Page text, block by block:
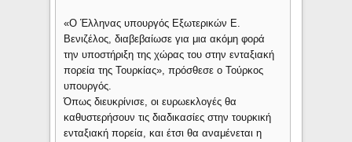
«Ο Έλληνας υπουργός Εξωτερικών Ε.
Βενιζέλος, διαβεβαίωσε για μια ακόμη φορά
την υποστήριξη της χώρας του στην ενταξιακή
πορεία της Τουρκίας», πρόσθεσε ο Τούρκος
υπουργός.
Όπως διευκρίνισε, οι ευρωεκλογές θα
καθυστερήσουν τις διαδικασίες στην τουρκική
ενταξιακή πορεία, και έτσι θα αναμένεται η